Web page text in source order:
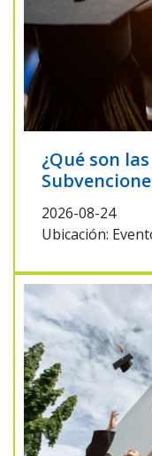
¿Qué son
2026-08-24
Ubicación: